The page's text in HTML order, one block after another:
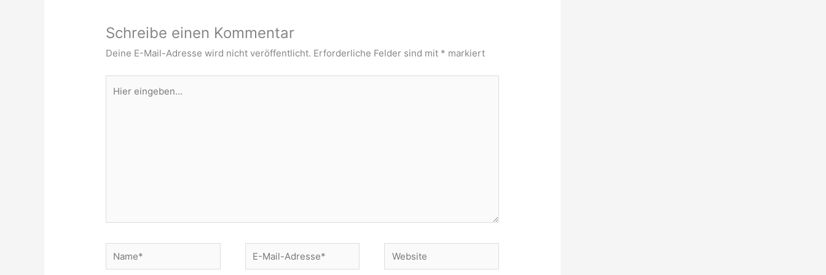
Schreibe einen Kommentar
Deine E-Mail-Adresse wird nicht veröffentlicht. Erforderliche Felder sind mit * markiert
eingeben…
Name*
E-
Mail-
Website